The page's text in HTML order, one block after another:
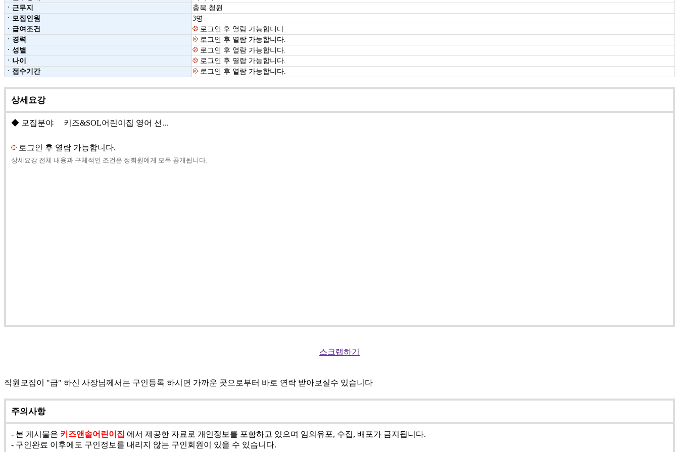
ㆍ근무지
충북 청원
ㆍ모집인원
3명
ㆍ급여조건
로그인 후 열람 가능합니다.
ㆍ경력
로그인 후 열람 가능합니다.
ㆍ성별
로그인 후 열람 가능합니다.
ㆍ나이
로그인 후 열람 가능합니다.
ㆍ접수기간
로그인 후 열람 가능합니다.
상세요강
◆ 모집분야 키즈&SOL어린이집 영어 선...
로그인 후 열람 가능합니다.
상세요강 전체 내용과 구체적인 조건은 정회원에게 모두 공개됩니다.
스크랩하기
직원모집이 "급" 하신 사장님께서는 구인등록 하시면 가까운 곳으로부터 바로 연락 받아보실수 있습니다
주의사항
- 본 게시물은 키즈앤솔어린이집 에서 제공한 자료로 개인정보를 포함하고 있으며 임의유포, 수집, 배포가 금지됩니다.
- 구인완료 이후에도 구인정보를 내리지 않는 구인회원이 있을 수 있습니다.